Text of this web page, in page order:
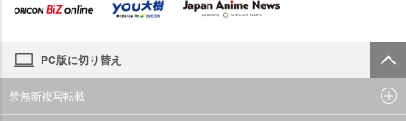
PC版に切り替え
禁無断複写転載